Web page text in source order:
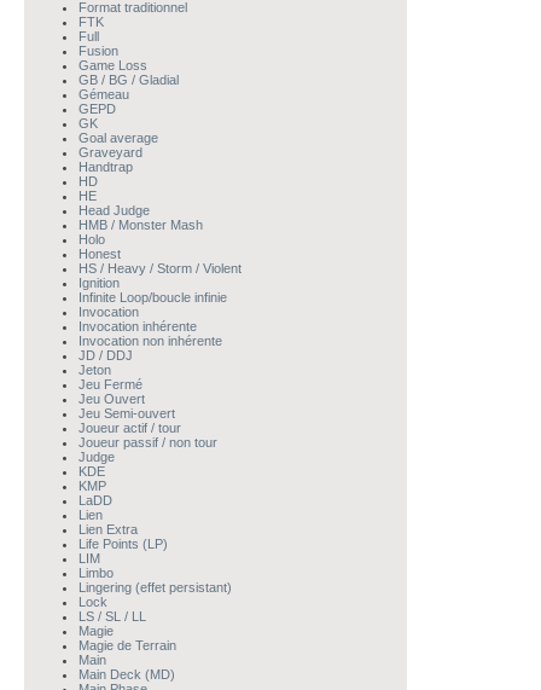
Format traditionnel
FTK
Full
Fusion
Game Loss
GB / BG / Gladial
Gémeau
GEPD
GK
Goal average
Graveyard
Handtrap
HD
HE
Head Judge
HMB / Monster Mash
Holo
Honest
HS / Heavy / Storm / Violent
Ignition
Infinite Loop/boucle infinie
Invocation
Invocation inhérente
Invocation non inhérente
JD / DDJ
Jeton
Jeu Fermé
Jeu Ouvert
Jeu Semi-ouvert
Joueur actif / tour
Joueur passif / non tour
Judge
KDE
KMP
LaDD
Lien
Lien Extra
Life Points (LP)
LIM
Limbo
Lingering (effet persistant)
Lock
LS / SL / LL
Magie
Magie de Terrain
Main
Main Deck (MD)